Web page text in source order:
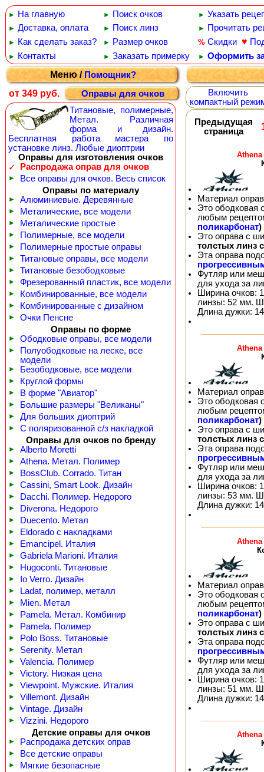
► На главную ► Поиск очков ► Указать
► Доставка, оплата ► Поиск линз ► Прочитать
► Как сделать заказ? ► Размер очков % Скидки ♥
► Контакты ► Заказать примерку ► Оформить
Меню /Помощник?
от 349 руб.
Оправы для очков
Титановые, полимерные,
Метал. Различная
форма и дизайн.
Бесплатная работа мастера по
установке линз. Любые диоптрии
Оправы для изготовления очков
✓
Распродажа оправ для очков
►
Все оправы для очков. Весь список
Оправы по материалу
► Алюминиевые. Деревянные
► Металические, все модели
► Металические простые
► Полимерные, все модели
► Полимерные простые оправы
► Титановые оправы, все модели
► Титановые безободковые
► Фрезерованный пластик, все модели
► Комбинированные, все модели
► Комбинированные с дизайном
►
Очки Пенсне
Оправы по форме
► Ободковые оправы, все модели
►
Полуободковые на леске, все
модели
► Безободковые, все модели
► Круглой формы
► В форме "Авиатор"
► Большие размеры "Великаны"
► Для больших диоптрий
►
С поляризованной с/з накладкой
Оправы для очков по бренду
► Alberto Moretti
► Athena. Метал. Полимер
► BossClub. Corrado. Титан
► Cassini, Smart Look. Дизайн
► Dacchi. Полимер. Недорого
► Diverona. Недорого
► Duecento. Метал
► Eldorado с накладками
► Emancipel. Италия
► Gabriela Marioni. Италия
► Hugoconti. Титановые
► Io Verro. Дизайн
► Ladat, полимер, металл
► Mien. Метал
► Pamela. Метал. Комбинир
► Pamela. Полимер
► Polo Boss. Титановые
► Serenity. Метал
► Valencia. Полимер
► Victory. Низкая цена
► Viewpoint. Мужские. Италия
► Villemont. Дизайн
► Vintage. Дизайн
►
Vizzini. Недорого
Детские оправы для очков
► Распродажа детских оправ
► Все детские оправы
► Мягкие безопасные
Включить
компактный
Предыдущая
страница
Материал
Это ободковая
любым
поликарбонат)
Это оправа с
толстых линз
Эта оправа
Футляр или
для ухода за
Ширина очков:
линзы: 52 мм.
Длина дужки:
Материал
Это ободковая
любым
поликарбонат)
Это оправа с
толстых линз
Эта оправа
Футляр или
для ухода за
Ширина очков:
линзы: 53 мм.
Длина дужки:
Материал
Это ободковая
любым
поликарбонат)
Это оправа с
толстых линз
Эта оправа
Футляр или
для ухода за
Ширина очков:
линзы: 51 мм.
Длина дужки: